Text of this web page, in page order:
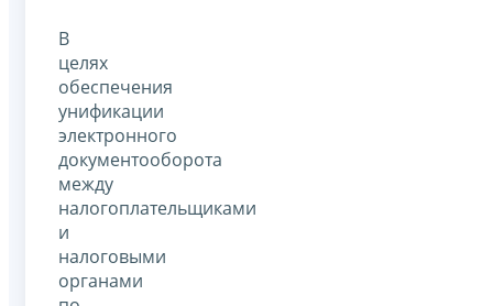
В
целях
обеспечения
унификации
электронного
документооборота
между
налогоплательщиками
и
налоговыми
органами